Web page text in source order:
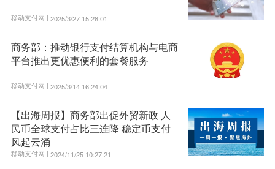
移动支付网 | 2025/3/27 15:28:01
商务部：推动银行支付结算机构与电商
平台推出更优惠便利的套餐服务
移动支付网 | 2025/3/14 16:24:04
【出海周报】商务部出促外贸新政 人
民币全球支付占比三连降 稳定币支付
风起云涌
移动支付网 | 2024/11/25 10:27:21